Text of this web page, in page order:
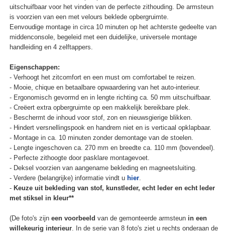
uitschuifbaar voor het vinden van de perfecte zithouding. De armsteun
is voorzien van een met velours beklede opbergruimte.
Eenvoudige montage in circa 10 minuten op het achterste gedeelte van
middenconsole, begeleid met een duidelijke, universele montage
handleiding en 4 zelftappers.
Eigenschappen:
- Verhoogt het zitcomfort en een must om comfortabel te reizen.
- Mooie, chique en betaalbare opwaardering van het auto-interieur.
- Ergonomisch gevormd en in lengte richting ca. 50 mm uitschuifbaar.
- Creëert extra opbergruimte op een makkelijk bereikbare plek.
- Beschermt de inhoud voor stof, zon en nieuwsgierige blikken.
- Hindert versnellingspook en handrem niet en is verticaal opklapbaar.
- Montage in ca. 10 minuten zonder demontage van de stoelen.
- Lengte ingeschoven ca. 270 mm en breedte ca. 110 mm (bovendeel).
- Perfecte zithoogte door pasklare montagevoet.
- Deksel voorzien van aangename bekleding en magneetsluiting.
- Verdere (belangrijke) informatie vindt u hier.
- Keuze uit bekleding van stof, kunstleder, echt leder en echt leder
met stiksel in kleur**
(De foto's zijn een voorbeeld van de gemonteerde armsteun in een
willekeurig interieur. In de serie van 8 foto's ziet u rechts onderaan de